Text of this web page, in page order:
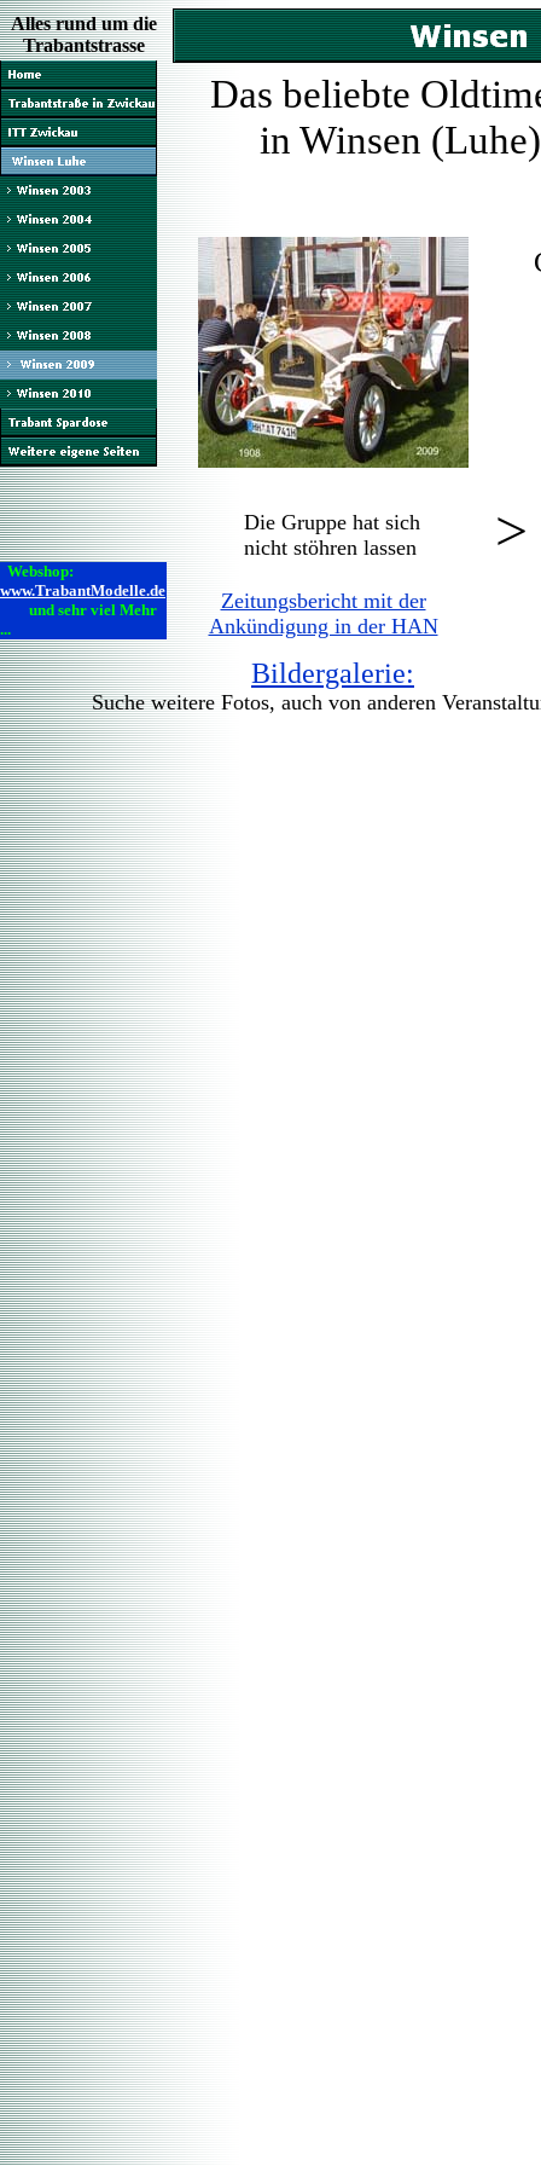
Alles rund um die
Trabantstrasse
Webshop:
www.TrabantModelle.de
und sehr viel Mehr
...
Das beliebte
in Winsen
Die Gruppe hat sich
nicht stöhren lassen
Zeitungsbericht mit der
Ankündigung in der HAN
Bildergalerie:
>
Suche weitere Fotos, auch von anderen